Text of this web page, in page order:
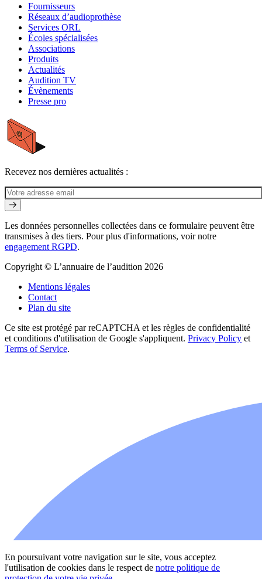
Fournisseurs
Réseaux d’audioprothèse
Services ORL
Écoles spécialisées
Associations
Produits
Actualités
Audition TV
Évènements
Presse pro
Recevez nos dernières actualités :
Les données personnelles collectées dans ce formulaire peuvent être
transmises à des tiers. Pour plus d'informations, voir notre
engagement RGPD.
Copyright © L’annuaire de l’audition 2026
Mentions légales
Contact
Plan du site
Ce site est protégé par reCAPTCHA et les règles de confidentialité
et conditions d'utilisation de Google s'appliquent. Privacy Policy et
Terms of Service.
En poursuivant votre navigation sur le site, vous acceptez
l'utilisation de cookies dans le respect de notre politique de